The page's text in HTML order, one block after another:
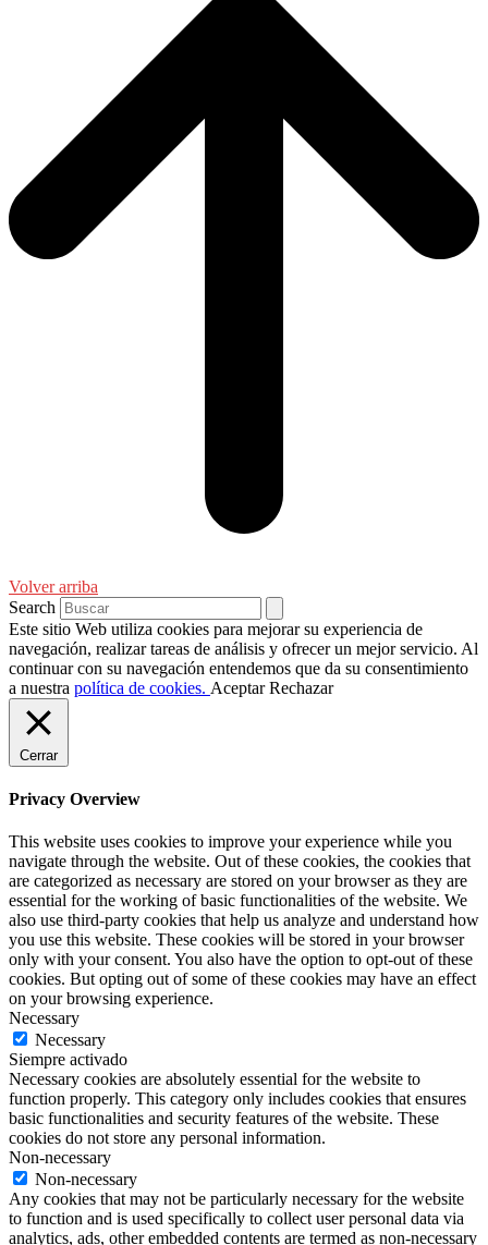
Volver arriba
Search
Este sitio Web utiliza cookies para mejorar su experiencia de
navegación, realizar tareas de análisis y ofrecer un mejor servicio. Al
continuar con su navegación entendemos que da su consentimiento
a nuestra política de cookies. Aceptar Rechazar
Cerrar
Privacy Overview
This website uses cookies to improve your experience while you
navigate through the website. Out of these cookies, the cookies that
are categorized as necessary are stored on your browser as they are
essential for the working of basic functionalities of the website. We
also use third-party cookies that help us analyze and understand how
you use this website. These cookies will be stored in your browser
only with your consent. You also have the option to opt-out of these
cookies. But opting out of some of these cookies may have an effect
on your browsing experience.
Necessary
Necessary
Siempre activado
Necessary cookies are absolutely essential for the website to
function properly. This category only includes cookies that ensures
basic functionalities and security features of the website. These
cookies do not store any personal information.
Non-necessary
Non-necessary
Any cookies that may not be particularly necessary for the website
to function and is used specifically to collect user personal data via
analytics, ads, other embedded contents are termed as non-necessary